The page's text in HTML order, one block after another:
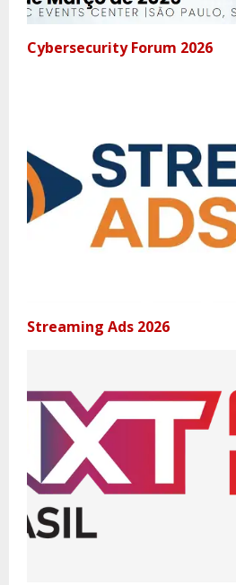
Cybersecurity Forum 2026
Streaming Ads 2026